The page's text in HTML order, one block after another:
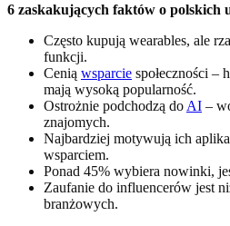
6 zaskakujących faktów o polskich
Często kupują wearables, ale
funkcji.
Cenią wsparcie społeczności –
mają wysoką popularność.
Ostrożnie podchodzą do AI –
znajomych.
Najbardziej motywują ich
wsparciem.
Ponad 45% wybiera nowinki,
Zaufanie do influencerów jest
branżowych.